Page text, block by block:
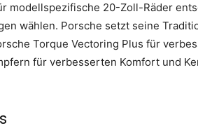
modellspezifische 20-Zoll-Räder
wählen. Porsche setzt seine
Torque Vectoring Plus für
für verbesserten Komfort und